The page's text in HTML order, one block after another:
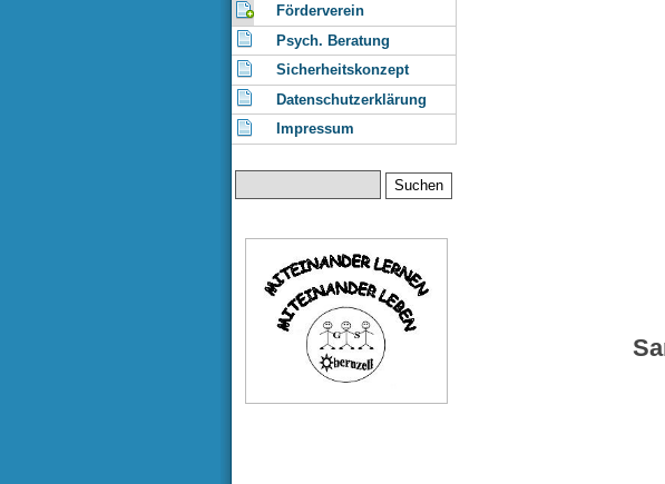
Förderverein
Psych. Beratung
Sicherheitskonzept
Datenschutzerklärung
Impressum